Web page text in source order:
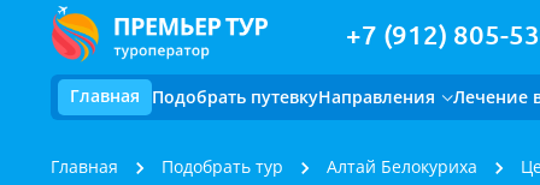
+7 (912) 805-
Главная Подобрать путевкуНаправления Лечение
Главная Подобрать тур Алтай Белокуриха